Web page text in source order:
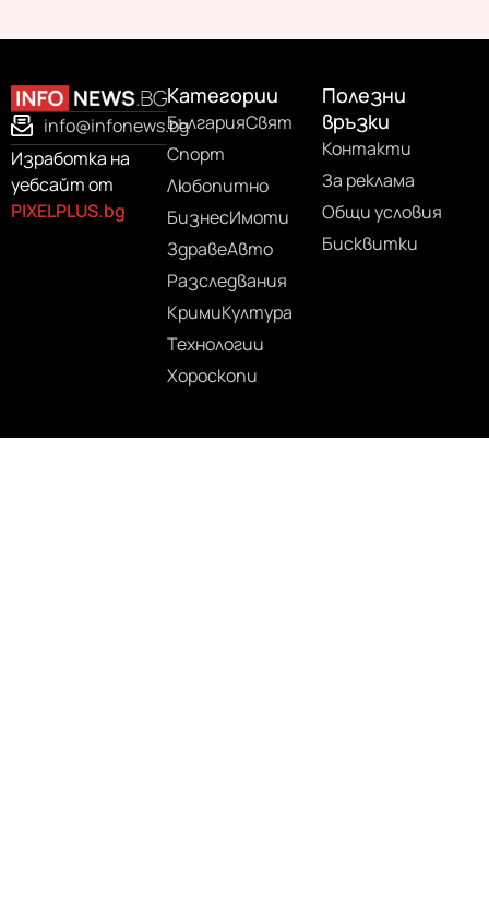
info@infonews.bg
Изработка на
уебсайт от
PIXELPLUS.bg
Категории
БългарияСвят
Спорт
Любопитно
БизнесИмоти
ЗдравеАвто
Разследвания
КримиКултура
Технологии
Хороскопи
Полезни
връзки
Контакти
За реклама
Общи условия
Бисквитки